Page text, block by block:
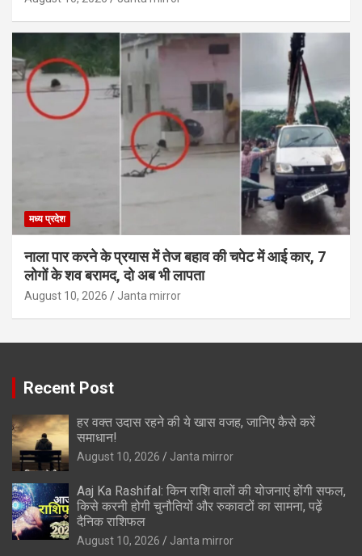
मध्य प्रदेश
नाला पार करने के प्रयास में तेज बहाव की चपेट में आई कार, 7
लोगों के शव बरामद, दो अब भी लापता
August 10, 2026 Janta mirror
Recent Post
हर वक्त उदास रहने की ये खास वजह, जानिए कैसे करें
समाधान!
August 10, 2026 Janta mirror
Aaj Ka Rashifal: किन राशि वालों की योजनाएं होंगी सफल,
किसे करनी होगी चुनौतियों और रुकावटों का सामना, पढ़ें
दैनिक राशिफल
August 10, 2026 Janta mirror